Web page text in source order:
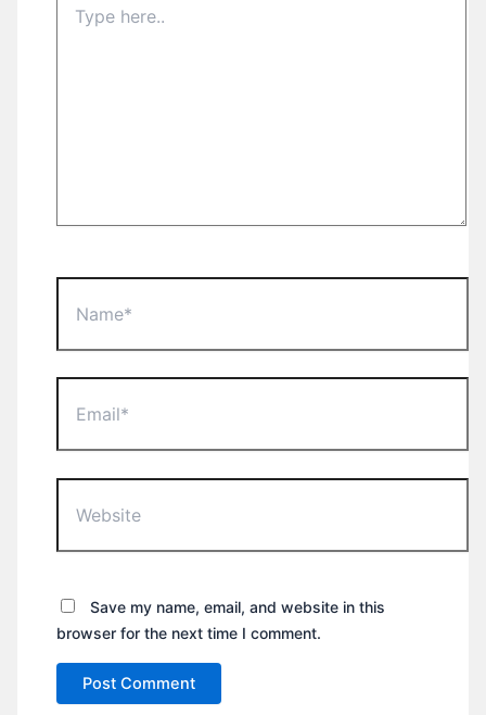
here..
Save my name, email, and website in this
browser for the next time I comment.